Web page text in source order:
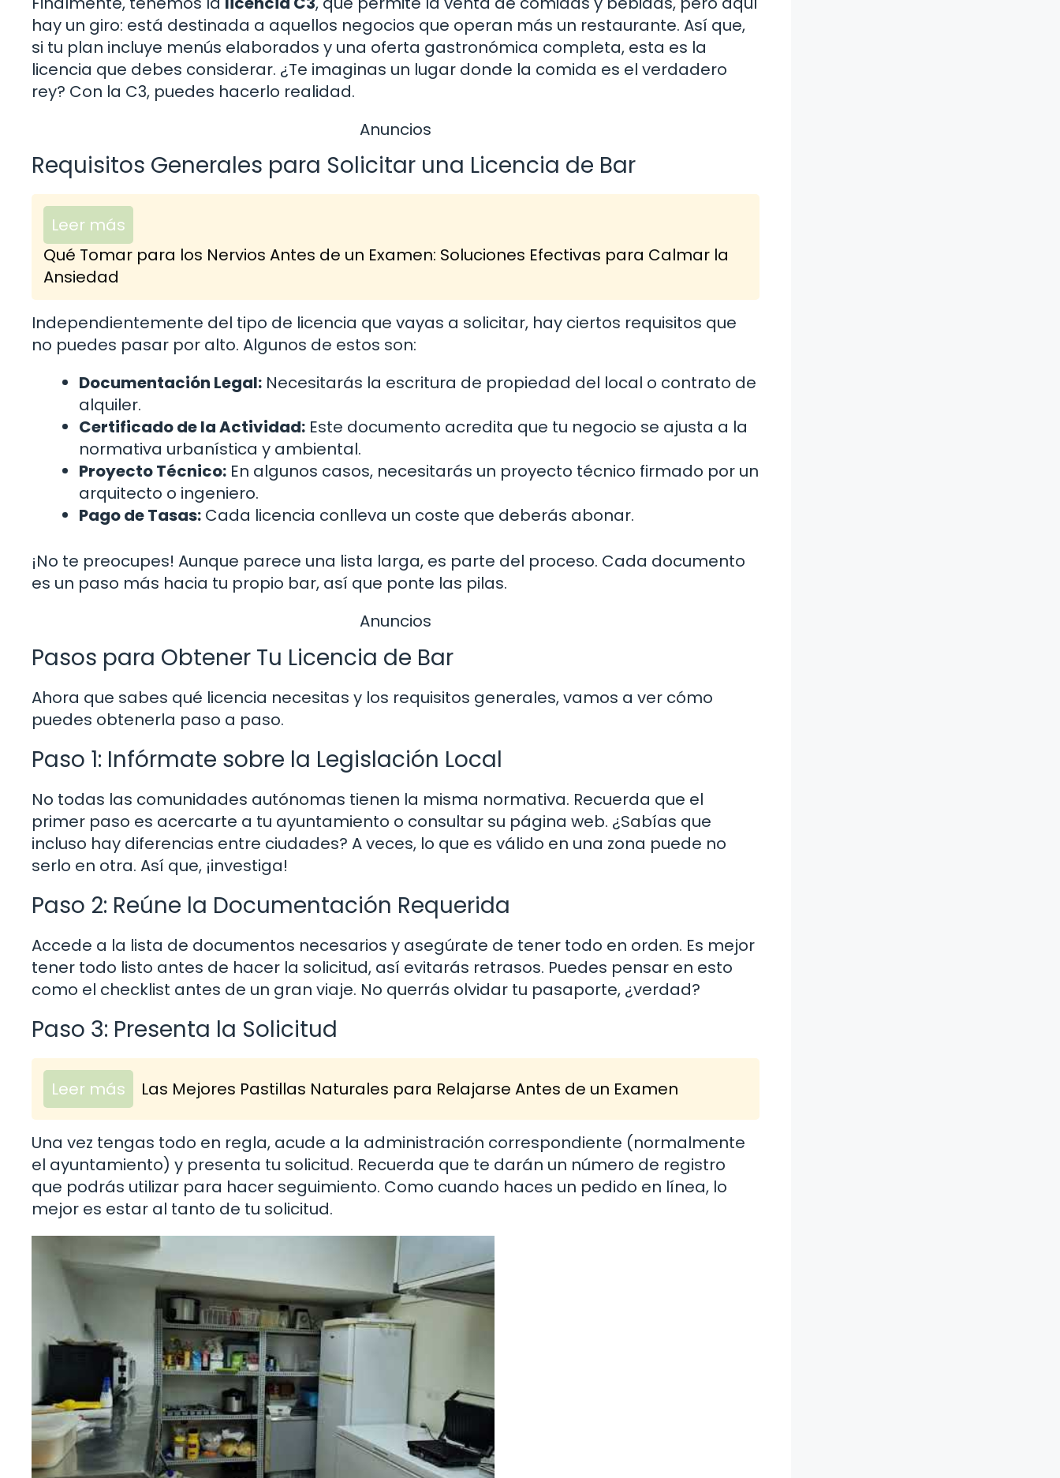
hay un giro: está destinada a aquellos negocios que operan más un restaurante. Así que,
si tu plan incluye menús elaborados y una oferta gastronómica completa, esta es la
licencia que debes considerar. ¿Te imaginas un lugar donde la comida es el verdadero
rey? Con la C3, puedes hacerlo realidad.
Anuncios
Requisitos Generales para Solicitar una Licencia de Bar
Leer más
Qué Tomar para los Nervios Antes de un Examen: Soluciones Efectivas para Calmar la
Ansiedad
Independientemente del tipo de licencia que vayas a solicitar, hay ciertos requisitos que
no puedes pasar por alto. Algunos de estos son:
Documentación Legal: Necesitarás la escritura de propiedad del local o contrato de
alquiler.
Certificado de la Actividad: Este documento acredita que tu negocio se ajusta a la
normativa urbanística y ambiental.
Proyecto Técnico: En algunos casos, necesitarás un proyecto técnico firmado por un
arquitecto o ingeniero.
Pago de Tasas: Cada licencia conlleva un coste que deberás abonar.
¡No te preocupes! Aunque parece una lista larga, es parte del proceso. Cada documento
es un paso más hacia tu propio bar, así que ponte las pilas.
Anuncios
Pasos para Obtener Tu Licencia de Bar
Ahora que sabes qué licencia necesitas y los requisitos generales, vamos a ver cómo
puedes obtenerla paso a paso.
Paso 1: Infórmate sobre la Legislación Local
No todas las comunidades autónomas tienen la misma normativa. Recuerda que el
primer paso es acercarte a tu ayuntamiento o consultar su página web. ¿Sabías que
incluso hay diferencias entre ciudades? A veces, lo que es válido en una zona puede no
serlo en otra. Así que, ¡investiga!
Paso 2: Reúne la Documentación Requerida
Accede a la lista de documentos necesarios y asegúrate de tener todo en orden. Es mejor
tener todo listo antes de hacer la solicitud, así evitarás retrasos. Puedes pensar en esto
como el checklist antes de un gran viaje. No querrás olvidar tu pasaporte, ¿verdad?
Paso 3: Presenta la Solicitud
Leer más Las Mejores Pastillas Naturales para Relajarse Antes de un Examen
Una vez tengas todo en regla, acude a la administración correspondiente (normalmente
el ayuntamiento) y presenta tu solicitud. Recuerda que te darán un número de registro
que podrás utilizar para hacer seguimiento. Como cuando haces un pedido en línea, lo
mejor es estar al tanto de tu solicitud.